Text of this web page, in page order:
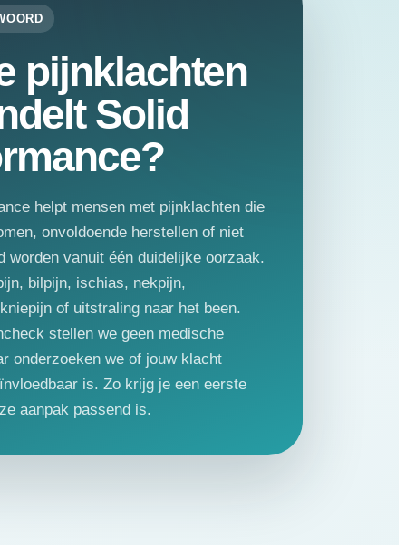
pijnklachten
Solid
helpt mensen met pijnklachten die
onvoldoende herstellen of niet
worden vanuit één duidelijke oorzaak.
bilpijn, ischias, nekpijn,
of uitstraling naar het been.
stellen we geen medische
onderzoeken we of jouw klacht
is. Zo krijg je een eerste
aanpak passend is.